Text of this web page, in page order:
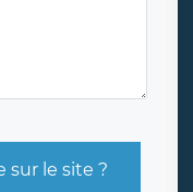
sur le site ?